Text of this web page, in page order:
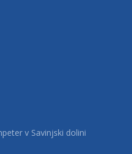
v Savinjski dolini